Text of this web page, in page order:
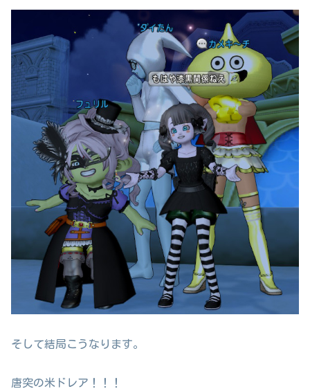
そして結局こうなります。
唐突の米ドレア！！！